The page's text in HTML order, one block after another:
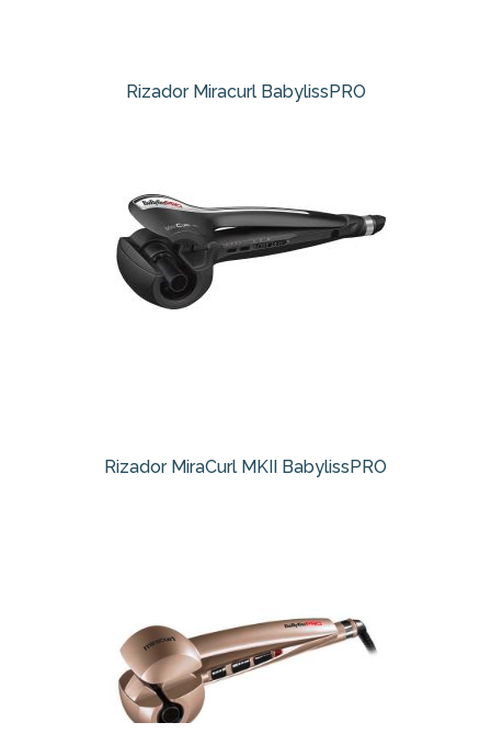
Rizador Miracurl BabylissPRO
Rizador MiraCurl MKII BabylissPRO